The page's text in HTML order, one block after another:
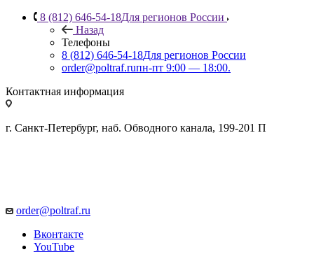
8 (812) 646-54-18Для регионов России
Назад
Телефоны
8 (812) 646-54-18Для регионов России
order@poltraf.ruпн-пт 9:00 — 18:00.
Контактная информация
г. Санкт-Петербург, наб. Обводного канала, 199-201 П
order@poltraf.ru
Вконтакте
YouTube